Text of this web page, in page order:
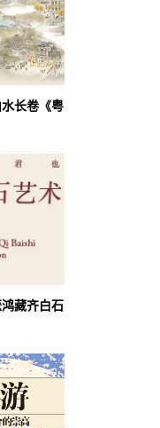
长卷《粤
藏齐白石